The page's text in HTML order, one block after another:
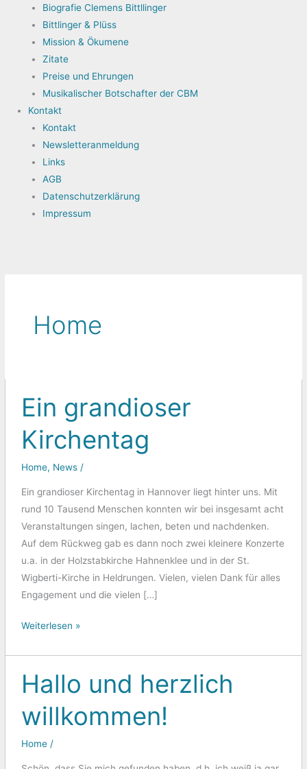
Biografie Clemens Bittllinger
Bittlinger & Plüss
Mission & Ökumene
Zitate
Preise und Ehrungen
Musikalischer Botschafter der CBM
Kontakt
Kontakt
Newsletteranmeldung
Links
AGB
Datenschutzerklärung
Impressum
Home
Ein grandioser
Kirchentag
Home, News /
Ein grandioser Kirchentag in Hannover liegt hinter uns. Mit
rund 10 Tausend Menschen konnten wir bei insgesamt acht
Veranstaltungen singen, lachen, beten und nachdenken.
Auf dem Rückweg gab es dann noch zwei kleinere Konzerte
u.a. in der Holzstabkirche Hahnenklee und in der St.
Wigberti-Kirche in Heldrungen. Vielen, vielen Dank für alles
Engagement und die vielen […]
Ein
grandioser
Kirchentag
Weiterlesen »
Hallo und herzlich
willkommen!
Home /
Hallo
und
herzlich
willkommen!